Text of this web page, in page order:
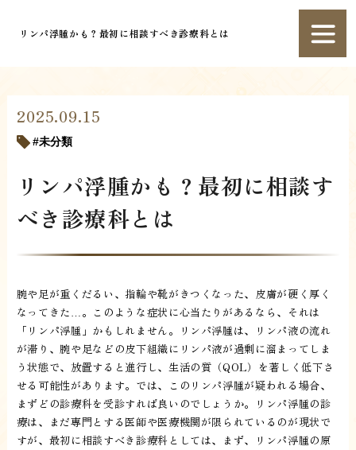
リンパ浮腫かも？最初に相談すべき診療科とは
2025.09.15
未分類
リンパ浮腫かも？最初に相談す
べき診療科とは
腕や足が重くだるい、指輪や靴がきつくなった、皮膚が硬く厚く
なってきた…。このような症状に心当たりがあるなら、それは
「リンパ浮腫」かもしれません。リンパ浮腫は、リンパ液の流れ
が滞り、腕や足などの皮下組織にリンパ液が過剰に溜まってしま
う状態で、放置すると進行し、生活の質（QOL）を著しく低下さ
せる可能性があります。では、このリンパ浮腫が疑われる場合、
まずどの診療科を受診すれば良いのでしょうか。リンパ浮腫の診
療は、まだ専門とする医師や医療機関が限られているのが現状で
すが、最初に相談すべき診療科としては、まず、リンパ浮腫の原